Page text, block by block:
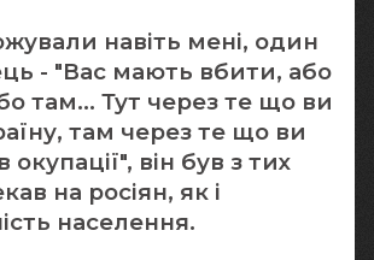
навіть мені, один
- "Вас мають вбити, або
там... Тут через те що ви
там через те що ви
окупації", він був з тих
на росіян, як і
населення.